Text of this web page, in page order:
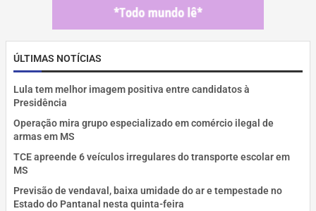
ÚLTIMAS NOTÍCIAS
Lula tem melhor imagem positiva entre candidatos à
Presidência
Operação mira grupo especializado em comércio ilegal de
armas em MS
TCE apreende 6 veículos irregulares do transporte escolar em
MS
Previsão de vendaval, baixa umidade do ar e tempestade no
Estado do Pantanal nesta quinta-feira